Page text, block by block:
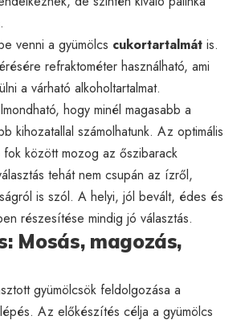
venni a gyümölcs cukortartalmát is.
refraktométer használható, ami
a várható alkoholtartalmat.
hogy minél magasabb a
kihozatallal számolhatunk. Az optimális
között mozog az őszibarack
tehát nem csupán az ízről,
is szól. A helyi, jól bevált, édes és
részesítése mindig jó választás.
Mosás, magozás,
gyümölcsök feldolgozása a
Az előkészítés célja a gyümölcs